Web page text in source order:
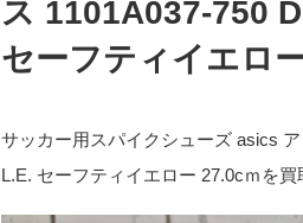
ス 1101A037-750
セーフティイエロ
サッカー用スパイクシューズ asics
L.E. セーフティイエロー 27.0cｍを買